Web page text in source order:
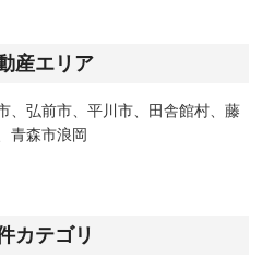
産エリア
、弘前市、平川市、田舎館村、藤
青森市浪岡
カテゴリ